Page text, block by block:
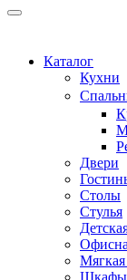
Каталог
Кухни
Двери
Столы
Стулья
Шкафы